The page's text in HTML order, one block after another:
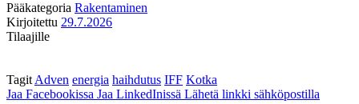
Pääkategoria Rakentaminen
Kirjoitettu 29.7.2026
Tilaajille
Tagit Adven energia haihdutus IFF Kotka
Jaa Facebookissa Jaa LinkedInissä Lähetä linkki sähköpostilla